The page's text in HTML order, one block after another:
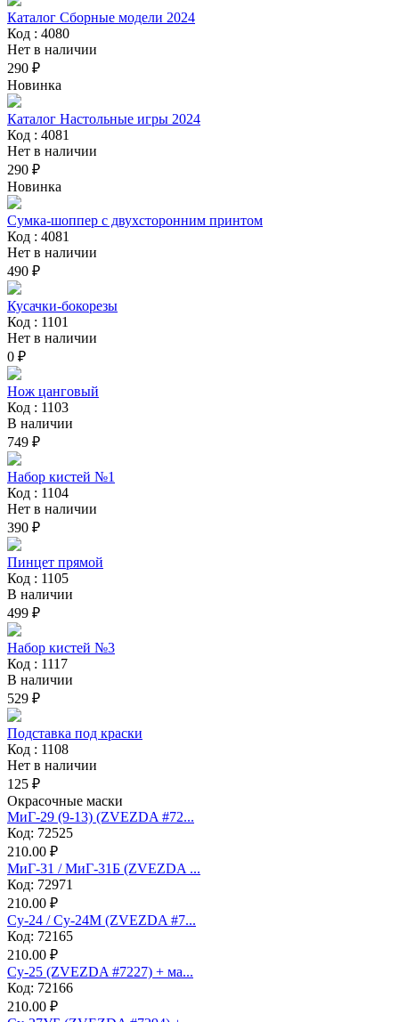
Каталог Сборные модели 2024
Код : 4080
Нет в наличии
290 ₽
Новинка
Каталог Настольные игры 2024
Код : 4081
Нет в наличии
290 ₽
Новинка
Сумка-шоппер с двухсторонним принтом
Код : 4081
Нет в наличии
490 ₽
Кусачки-бокорезы
Код : 1101
Нет в наличии
0 ₽
Нож цанговый
Код : 1103
В наличии
749 ₽
Набор кистей №1
Код : 1104
Нет в наличии
390 ₽
Пинцет прямой
Код : 1105
В наличии
499 ₽
Набор кистей №3
Код : 1117
В наличии
529 ₽
Подставка под краски
Код : 1108
Нет в наличии
125 ₽
Окрасочные маски
МиГ-29 (9-13) (ZVEZDA #72...
Код: 72525
210.00 ₽
МиГ-31 / МиГ-31Б (ZVEZDA ...
Код: 72971
210.00 ₽
Су-24 / Су-24М (ZVEZDA #7...
Код: 72165
210.00 ₽
Су-25 (ZVEZDA #7227) + ма...
Код: 72166
210.00 ₽